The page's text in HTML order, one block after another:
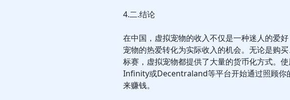
4.二.结论
在中国，虚拟宠物的收入不仅是一种迷人的爱
宠物的热爱转化为实际收入的机会。无论是购
标赛，虚拟宠物都提供了大量的货币化方式。
Infinity或Decentraland等平台开始通过照顾你
来赚钱。